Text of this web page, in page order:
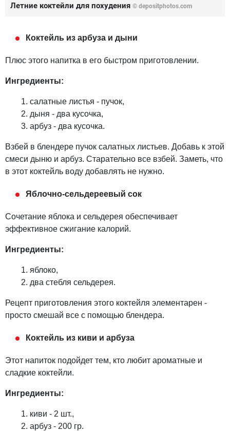
Летние коктейли для похудения © depositphotos.com
Коктейль из арбуза и дыни
Плюс этого напитка в его быстром приготовлении.
Ингредиенты:
салатные листья - пучок,
дыня - два кусочка,
арбуз - два кусочка.
Взбей в блендере пучок салатных листьев. Добавь к этой
смеси дыню и арбуз. Старательно все взбей. Заметь, что
в этот коктейль воду добавлять не нужно.
Яблочно-сельдереевый сок
Сочетание яблока и сельдерея обеспечивает
эффективное сжигание калорий.
Ингредиенты:
яблоко,
два стебля сельдерея.
Рецепт приготовления этого коктейля элементарен -
просто смешай все с помощью блендера.
Коктейль из киви и арбуза
Этот напиток подойдет тем, кто любит ароматные и
сладкие коктейли.
Ингредиенты:
киви - 2 шт.,
арбуз - 200 гр.